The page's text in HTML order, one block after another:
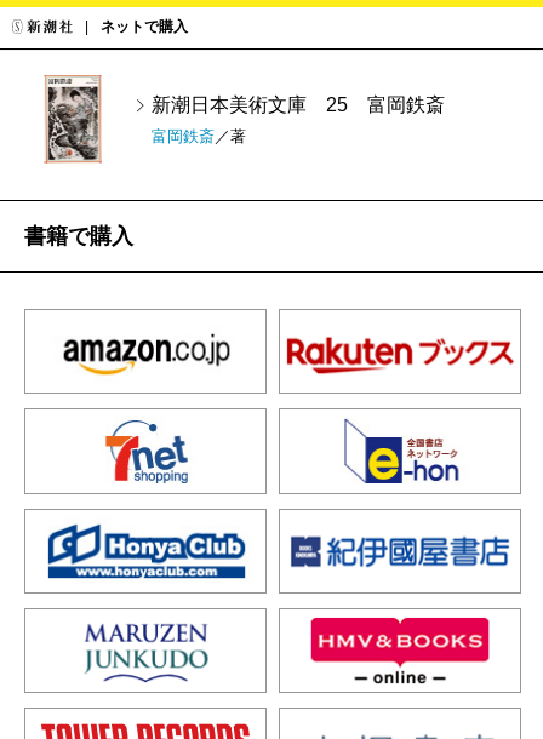
ネットで購入
新潮日本美術文庫 25 富岡鉄斎
富岡鉄斎 ／著
書籍で購入